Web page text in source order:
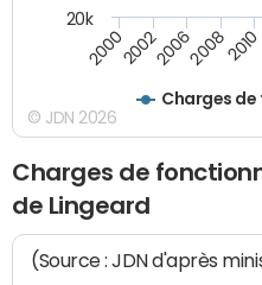
Charges
20002002200620082010
20k
© JDN 2026
Charges de
de Lingeard
(Source : JDN d'après